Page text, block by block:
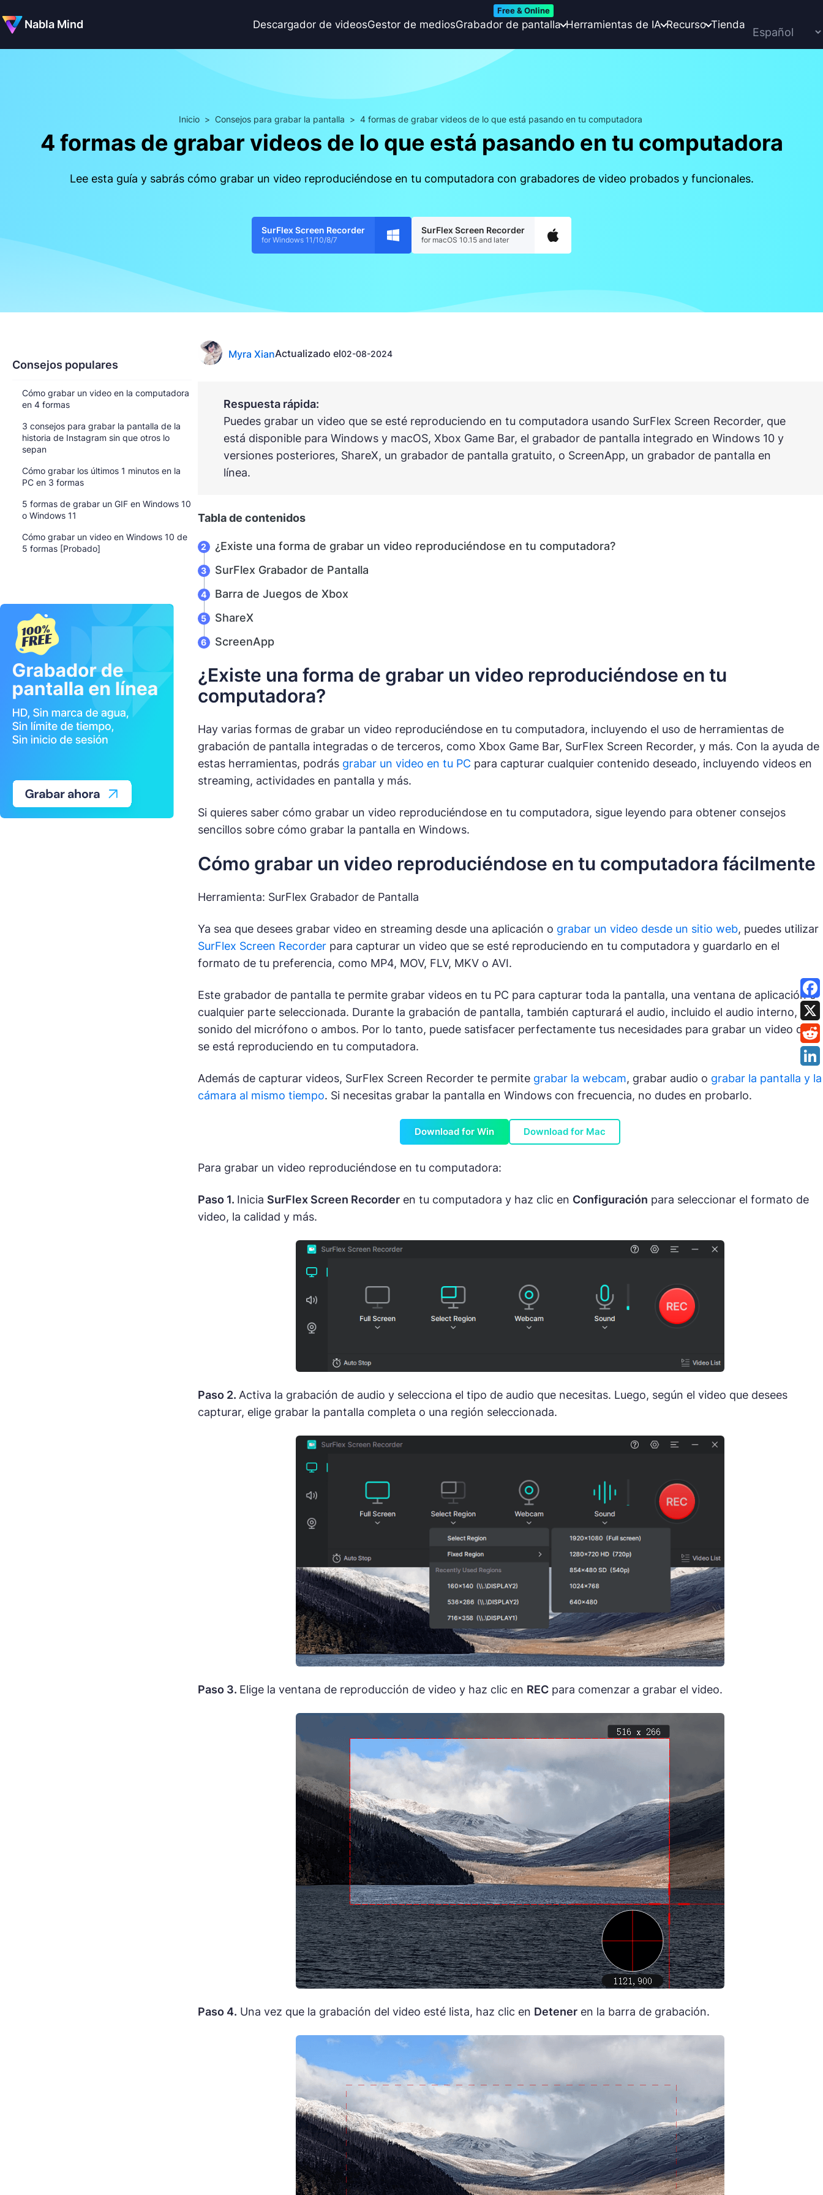
Nabla Mind Descargador de videosGestor de mediosGrabador de pantalla
Free & Online
Herramientas de IA Recurso Tienda
Inicio > Consejos para grabar la pantalla > 4 formas de grabar videos de lo que está pasando en tu computadora
4 formas de grabar videos de lo que está pasando en tu computadora
Lee esta guía y sabrás cómo grabar un video reproduciéndose en tu computadora con grabadores de video probados y funcionales.
SurFlex Screen Recorder
for Windows 11/10/8/7
SurFlex Screen Recorder
for macOS 10.15 and later
Consejos populares
Cómo grabar un video en la computadora
en 4 formas
3 consejos para grabar la pantalla de la
historia de Instagram sin que otros lo
sepan
Cómo grabar los últimos 1 minutos en la
PC en 3 formas
5 formas de grabar un GIF en Windows 10
o Windows 11
Cómo grabar un video en Windows 10 de
5 formas [Probado]
Myra XianActualizado el02-08-2024
Respuesta rápida:
Puedes grabar un video que se esté reproduciendo en tu computadora usando SurFlex Screen Recorder, que
está disponible para Windows y macOS, Xbox Game Bar, el grabador de pantalla integrado en Windows 10 y
versiones posteriores, ShareX, un grabador de pantalla gratuito, o ScreenApp, un grabador de pantalla en
línea.
Tabla de contenidos
¿Existe una forma de grabar un video reproduciéndose en tu computadora?
SurFlex Grabador de Pantalla
Barra de Juegos de Xbox
ShareX
ScreenApp
¿Existe una forma de grabar un video reproduciéndose en tu
computadora?
Hay varias formas de grabar un video reproduciéndose en tu computadora, incluyendo el uso de herramientas de
grabación de pantalla integradas o de terceros, como Xbox Game Bar, SurFlex Screen Recorder, y más. Con la ayuda de
estas herramientas, podrás grabar un video en tu PC para capturar cualquier contenido deseado, incluyendo videos en
streaming, actividades en pantalla y más.
Si quieres saber cómo grabar un video reproduciéndose en tu computadora, sigue leyendo para obtener consejos
sencillos sobre cómo grabar la pantalla en Windows.
Cómo grabar un video reproduciéndose en tu computadora fácilmente
Herramienta: SurFlex Grabador de Pantalla
Ya sea que desees grabar video en streaming desde una aplicación o grabar un video desde un sitio web, puedes utilizar
SurFlex Screen Recorderpara capturar un video que se esté reproduciendo en tu computadora y guardarlo en el
formato de tu preferencia, como MP4, MOV, FLV, MKV o AVI.
Este grabador de pantalla te permite grabar videos en tu PC para capturar toda la pantalla, una ventana de aplicación o
cualquier parte seleccionada. Durante la grabación de pantalla, también capturará el audio, incluido el audio interno, el
sonido del micrófono o ambos. Por lo tanto, puede satisfacer perfectamente tus necesidades para grabar un video que
se está reproduciendo en tu computadora.
Además de capturar videos, SurFlex Screen Recorder te permite grabar la webcam, grabar audio o grabar la pantalla y la
cámara al mismo tiempo. Si necesitas grabar la pantalla en Windows con frecuencia, no dudes en probarlo.
Download for Win Download for Mac
Para grabar un video reproduciéndose en tu computadora:
Paso 1. Inicia SurFlex Screen Recorderen tu computadora y haz clic en Configuración para seleccionar el formato de
video, la calidad y más.
Paso 2. Activa la grabación de audio y selecciona el tipo de audio que necesitas. Luego, según el video que desees
capturar, elige grabar la pantalla completa o una región seleccionada.
Paso 3. Elige la ventana de reproducción de video y haz clic en RECpara comenzar a grabar el video.
Paso 4. Una vez que la grabación del video esté lista, haz clic en Deteneren la barra de grabación.